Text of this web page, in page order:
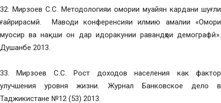
32. Мирзоев С.С. Методологияи омории муайян кардани шуғли
ғайрирасмӣ. Маводи конференсияи илмию амалии «Омори
муосир ва нақши он дар идоракунии равандҳои демографӣ».
Душанбе 2013.
33. Мирзоев С.С. Рост доходов населения как фактор
улучшения уровня жизни. Журнал Банковское дело в
Таджикистане №12 (53) 2013.